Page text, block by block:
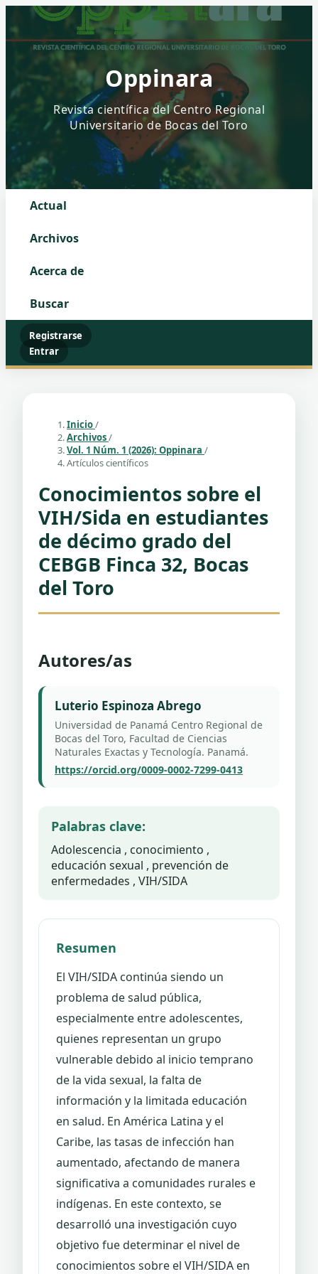
Oppinara
Actual
Archivos
Acerca de
Buscar
Registrarse
Entrar
Inicio/
Archivos/
Vol. 1 Núm. 1 (2026): Oppinara /
Artículos científicos
Conocimientos sobre el
VIH/Sida en estudiantes
de décimo grado del
CEBGB Finca 32, Bocas
del Toro
Autores/as
Luterio Espinoza Abrego
Universidad de Panamá Centro Regional de
Bocas del Toro, Facultad de Ciencias
Naturales Exactas y Tecnología. Panamá.
https://orcid.org/0009-0002-7299-0413
Palabras clave:
Adolescencia , conocimiento ,
educación sexual , prevención de
enfermedades , VIH/SIDA
Resumen
El VIH/SIDA continúa siendo un
problema de salud pública,
especialmente entre adolescentes,
quienes representan un grupo
vulnerable debido al inicio temprano
de la vida sexual, la falta de
información y la limitada educación
en salud. En América Latina y el
Caribe, las tasas de infección han
aumentado, afectando de manera
significativa a comunidades rurales e
indígenas. En este contexto, se
desarrolló una investigación cuyo
objetivo fue determinar el nivel de
conocimientos sobre el VIH/SIDA en